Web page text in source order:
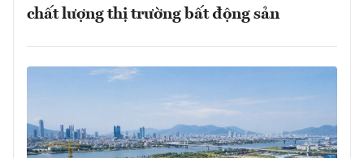
chất lượng thị trường bất động sản